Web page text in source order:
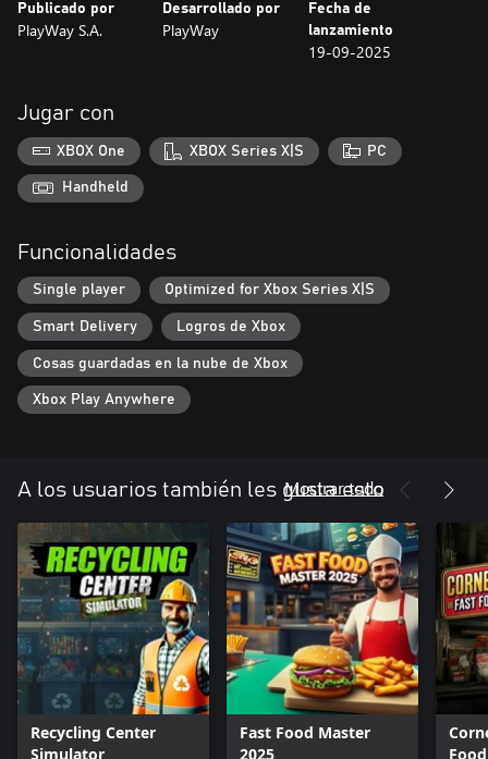
Desbloquea nuevas piezas y tecnologías para automóviles:
Para mantener tu competitividad en la industria automotriz, que
continuamente nuevas piezas y tecnologías para automóviles.
Obtén licencias para vender e instalar piezas avanzadas que
satisfagan las diversas necesidades de los entusiastas de los
automóviles y los talleres de reparación profesionales.
Garantiza la satisfacción del cliente:
tus estrategias comerciales para satisfacer sus expectativas. Un
excelente servicio al cliente es fundamental para crear una base
de clientes sólida que dependa de tu taller para todas sus
necesidades automovilísticas, desde simples cambios de aceite
hasta complejas reconstrucciones de motores.
Publicado por
PlayWay S.A.
Desarrollado por
PlayWay
Fecha de
lanzamiento
19-09-2025
Jugar con
XBOX One XBOX Series X|S PC
Handheld
Funcionalidades
Single player Optimized for Xbox Series X|S
Smart Delivery Logros de Xbox
Cosas guardadas en la nube de Xbox
Xbox Play Anywhere
A los usuarios también les gusta esto
Mostrar todo
Recycling Center
Simulator
Fast Food Master
2025